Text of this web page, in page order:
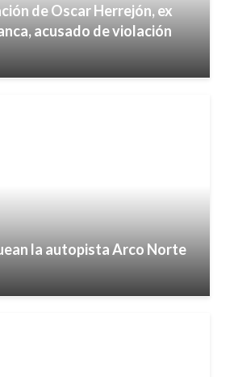
de Oscar Herrejón, ex
acusado de violación
la autopista Arco Norte